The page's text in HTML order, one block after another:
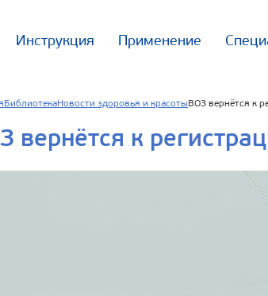
Инструкция Применение
БиблиотекаНовости здоровья и красоты ВОЗ вернётся к
вернётся к